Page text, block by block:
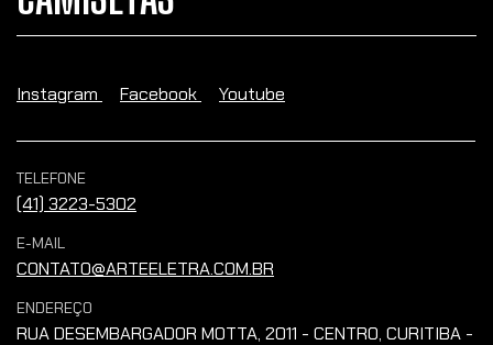
Instagram Facebook Youtube
TELEFONE
(41) 3223-5302
E-MAIL
CONTATO@ARTEELETRA.COM.BR
ENDEREÇO
RUA DESEMBARGADOR MOTTA, 2011 - CENTRO, CURITIBA -